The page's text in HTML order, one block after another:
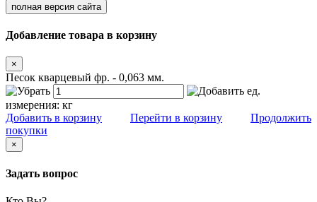
полная версия сайта
Добавление товара в корзину
×
Песок кварцевый фр. - 0,063 мм.
ед.
измерения: кг
Добавить в корзину
Перейти в корзину
Продолжить
покупки
×
Задать вопрос